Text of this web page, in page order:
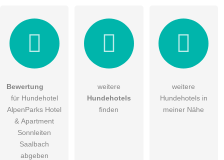
Die Datenschutzerklärunghabe ich zur Kenntnis genommen.
öffentliche Frage stellen
Hinweis:Bitte beachten Sie, öffentliche Fragen sind
Besucher sichtbar
Bewertung
für Hundehotel
AlpenParks Hotel
& Apartment
Sonnleiten
Saalbach
abgeben
weitere
Hundehotels
finden
weitere
Hundehotels in
meiner Nähe